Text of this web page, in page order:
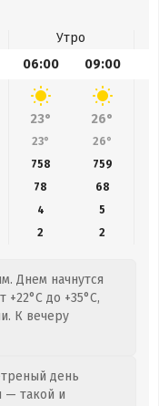
Утро
06:00 09:00
23° 26°
23° 26°
758 759
78 68
4
5
2 2
Днем начнутся
до +35°C,
К вечеру
день
— такой и